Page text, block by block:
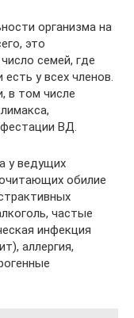
организма на
это
семей, где
у всех членов.
в том числе
ВД.
у ведущих
обилие
частые
инфекция
аллергия,